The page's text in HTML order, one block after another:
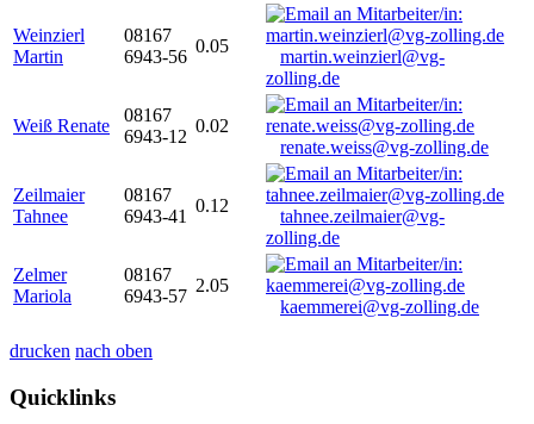
Weinzierl
Martin
08167
6943-56
0.05
martin.weinzierl@vg-
zolling.de
Weiß Renate
08167
6943-12
0.02
renate.weiss@vg-zolling.de
Zeilmaier
Tahnee
08167
6943-41
0.12
tahnee.zeilmaier@vg-
zolling.de
Zelmer
Mariola
08167
6943-57
2.05
kaemmerei@vg-zolling.de
drucken nach oben
Quicklinks